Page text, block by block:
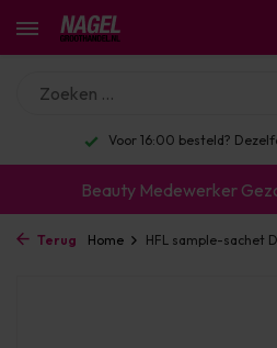
Voor 16:00 besteld?
Beauty Medewerker
Terug Home HFL sample-sachet